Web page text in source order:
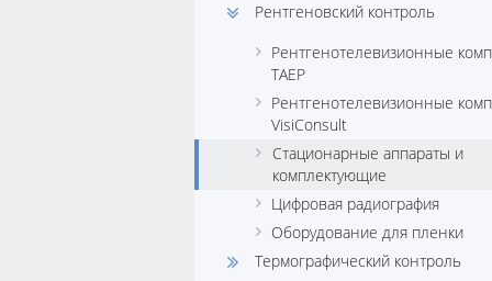
Рентгеновский контроль
Рентгенотелевизионные
ТАЕР
Рентгенотелевизионные
VisiConsult
Стационарные аппараты и
комплектующие
Цифровая радиография
Оборудование для пленки
Термографический контроль